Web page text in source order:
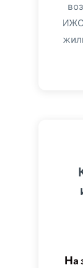
ИЖС
На завтра, 06.08.2026 г., курс